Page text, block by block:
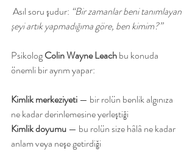
Asıl soru şudur: “Bir zamanlar beni tanımlayan
şeyi artık yapmadığıma göre, ben kimim?”
Psikolog Colin Wayne Leach bu konuda
önemli bir ayrım yapar:
Kimlik merkeziyeti — bir rolün benlik algınıza
ne kadar derinlemesine yerleştiği
Kimlik doyumu — bu rolün size hâlâ ne kadar
anlam veya neşe getirdiği